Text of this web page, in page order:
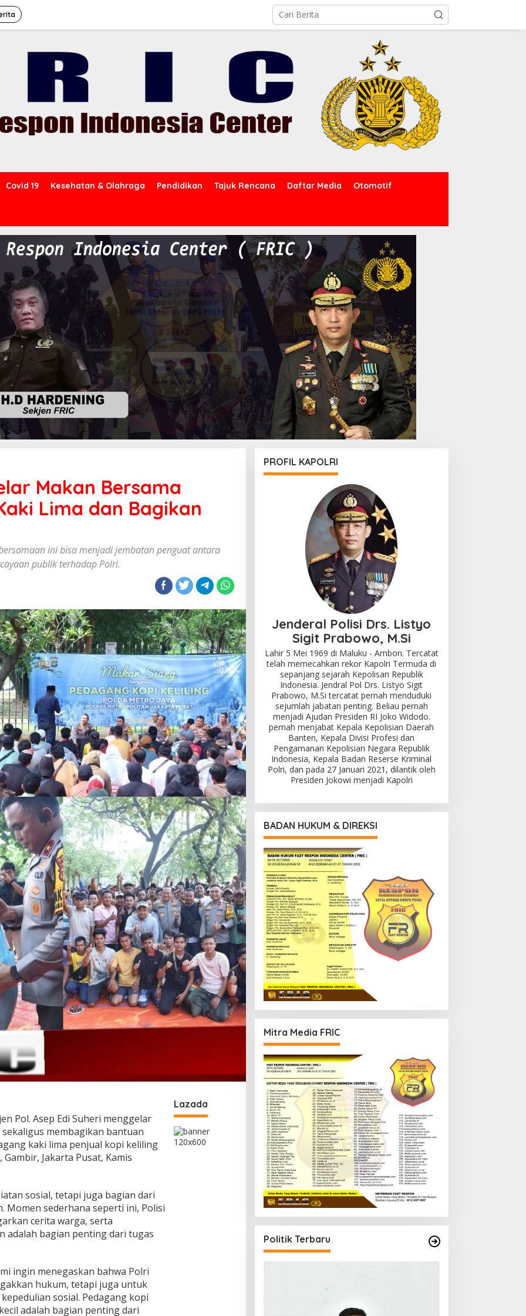
Covid 19 Kesehatan & Olahraga Pendidikan Tajuk Rencana Daftar Media Otomotif
Makan Bersama
Lima dan Bagikan
ini bisa menjadi jembatan penguat antara
publik terhadap Polri.
Pol. Asep Edi Suheri menggelar
membagikan bantuan
kaki lima penjual kopi keliling
Jakarta Pusat, Kamis
sosial, tetapi juga bagian dari
Momen sederhana seperti ini, Polisi
cerita warga, serta
adalah bagian penting dari tugas
ingin menegaskan bahwa Polri
hukum, tetapi juga untuk
sosial. Pedagang kopi
adalah bagian penting dari
Lazada
PROFIL KAPOLRI
Jenderal Polisi Drs. Listyo
Sigit Prabowo, M.Si
Lahir 5 Mei 1969 di Maluku - Ambon. Tercatat
telah memecahkan rekor Kapolri Termuda di
sepanjang sejarah Kepolisan Republik
Indonesia. Jendral Pol Drs. Listyo Sigit
Prabowo, M.Si tercatat pernah menduduki
sejumlah jabatan penting. Beliau pernah
menjadi Ajudan Presiden RI Joko Widodo.
pernah menjabat Kepala Kepolisian Daerah
Banten, Kepala Divisi Profesi dan
Pengamanan Kepolisian Negara Republik
Indonesia, Kepala Badan Reserse Kriminal
Polri, dan pada 27 Januari 2021, dilantik oleh
Presiden Jokowi menjadi Kapolri
BADAN HUKUM & DIREKSI
Mitra Media FRIC
Politik Terbaru